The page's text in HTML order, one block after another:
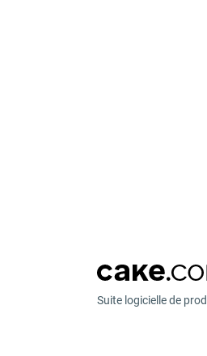
Suite logicielle de